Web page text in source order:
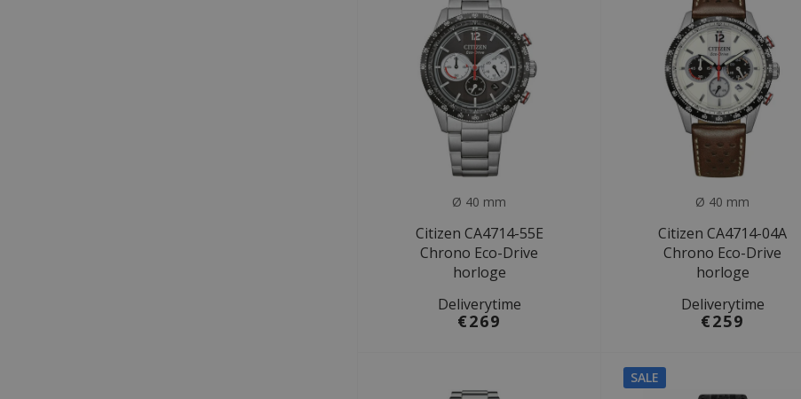
Ø 40 mm
Citizen CA4714-55E
Chrono Eco-Drive
horloge
Deliverytime
€269
Ø 40 mm
Citizen CA4714-04A
Chrono Eco-Drive
horloge
Deliverytime
€259
SALE